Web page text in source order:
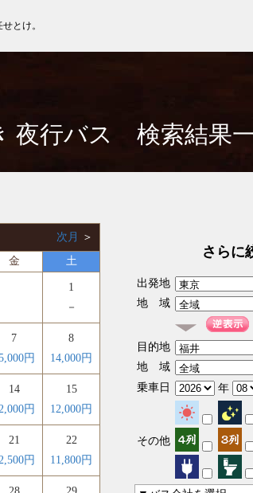
とけ。
夜行バス 検索結果
次月
＞
金 土
1
－
7
円
8
14,000円
14
円
15
12,000円
21
円
22
11,800円
さらに
出発地
地 域
目的地
地 域
乗車日
年
その他